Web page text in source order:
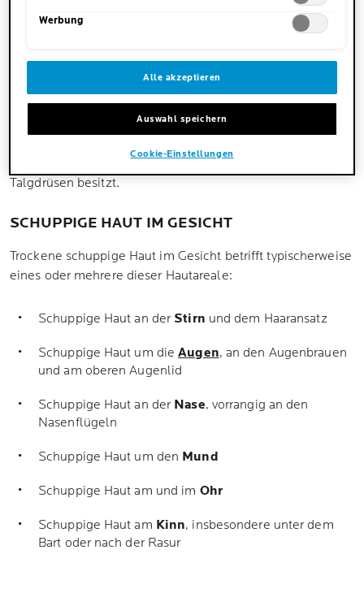
WAS SIND TYPISCHE STELLEN
FÜR SCHUPPIGE HAUT?
Schuppende Haut kann sich grundsätzlich an jeder Stelle
des Körpers zeigen. Es gibt jedoch Bereiche, an denen die
Schuppen häufiger auftreten. Dazu zählt dasGesicht
,Hände ,Beine und Füsse
Talgdrüsen besitzt.
SCHUPPIGE HAUT IM GESICHT
Trockene schuppige Haut im Gesicht betrifft typischerweise
eines oder mehrere dieser Hautareale:
Schuppige Haut an der Stirn und dem Haaransatz
Schuppige Haut um dieAugen, an den Augenbrauen
und am oberen Augenlid
Schuppige Haut an der Nase, vorrangig an den
Nasenflügeln
Schuppige Haut um den Mund
Schuppige Haut am und im Ohr
Schuppige Haut am Kinn, insbesondere unter dem
Bart oder nach der Rasur
Werbung
Alle akzeptieren
Auswahl speichern
Cookie-Einstellungen